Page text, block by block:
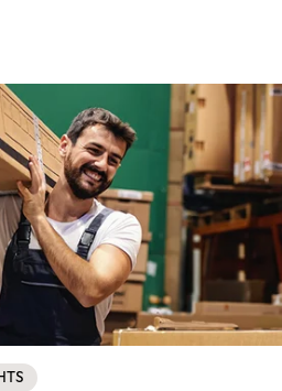
will, braucht keine